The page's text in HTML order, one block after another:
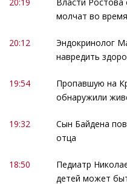
20:19
Власти
молчат во
20:12
Эндокринолог
навредить
19:54
Пропавшую на
обнаружили
19:32
Сын Байдена
отца
18:50
Педиатр
детей может